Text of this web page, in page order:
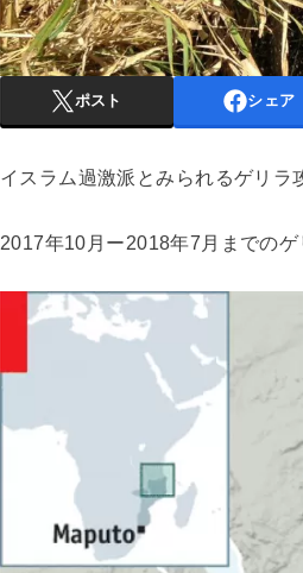
ポスト シェア
イスラム過激派とみられるゲリラ
2017年10月ー2018年7月までのゲ